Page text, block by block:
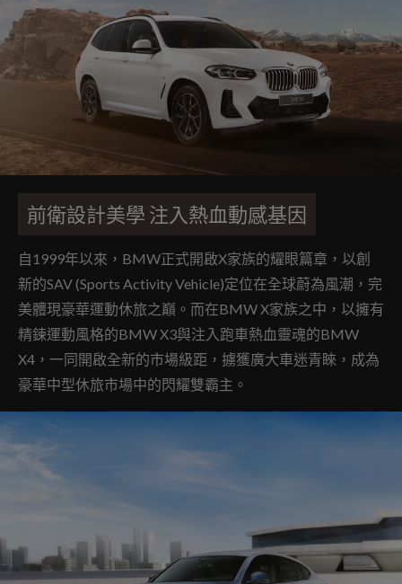
前衛設計美學 注入熱血動感基因
自1999年以來，BMW正式開啟X家族的耀眼篇章，以創
新的SAV (Sports Activity Vehicle)定位在全球蔚為風潮，完
美體現豪華運動休旅之巔。而在BMW X家族之中，以擁有
精鍊運動風格的BMW X3與注入跑車熱血靈魂的BMW
X4，一同開啟全新的市場級距，擄獲廣大車迷青睞，成為
豪華中型休旅市場中的閃耀雙霸主。